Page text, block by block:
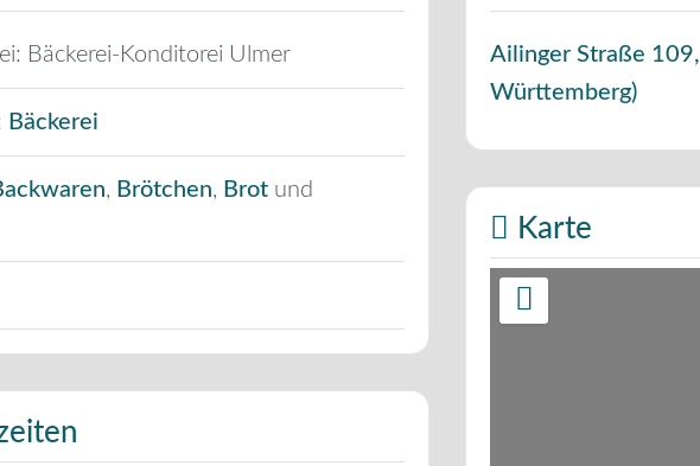
Bäckerei-Konditorei Ulmer
Bäckerei
, Brötchen, Brot und
Ailinger Straße 109,
Württemberg)
Karte